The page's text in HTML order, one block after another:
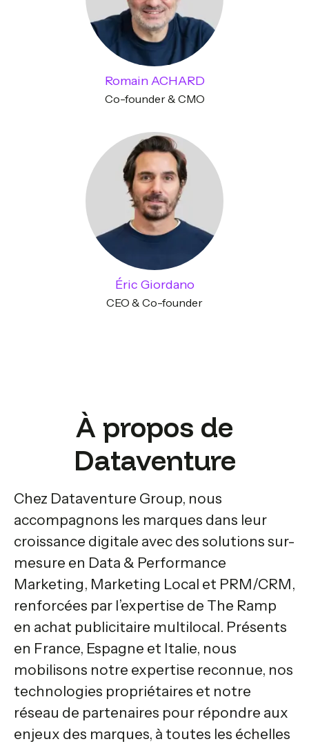
Romain ACHARD
Co-founder & CMO
Éric Giordano
CEO & Co-founder
À propos de
Dataventure
Chez Dataventure Group, nous
accompagnons les marques dans leur
croissance digitale avec des solutions sur-
mesure en Data & Performance
Marketing, Marketing Local et PRM/CRM,
renforcées par l’expertise de The Ramp
en achat publicitaire multilocal. Présents
en France, Espagne et Italie, nous
mobilisons notre expertise reconnue, nos
technologies propriétaires et notre
réseau de partenaires pour répondre aux
enjeux des marques, à toutes les échelles